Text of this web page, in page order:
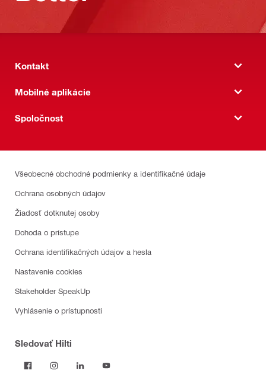
Kontakt
Mobilné aplikácie
Spoločnost
Všeobecné obchodné podmienky a identifikačné údaje
Ochrana osobných údajov
Žiadosť dotknutej osoby
Dohoda o prístupe
Ochrana identifikačných údajov a hesla
Nastavenie cookies
Stakeholder SpeakUp
Vyhlásenie o prístupnosti
Sledovať Hilti